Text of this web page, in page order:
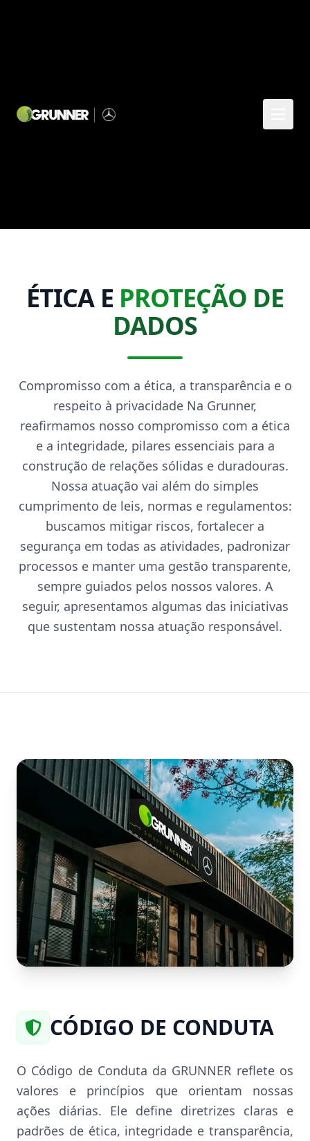
ÉTICA E PROTEÇÃO DE
DADOS
Compromisso com a ética, a transparência e o
respeito à privacidade Na Grunner,
reafirmamos nosso compromisso com a ética
e a integridade, pilares essenciais para a
construção de relações sólidas e duradouras.
Nossa atuação vai além do simples
cumprimento de leis, normas e regulamentos:
buscamos mitigar riscos, fortalecer a
segurança em todas as atividades, padronizar
processos e manter uma gestão transparente,
sempre guiados pelos nossos valores. A
seguir, apresentamos algumas das iniciativas
que sustentam nossa atuação responsável.
CÓDIGO DE CONDUTA
O Código de Conduta da GRUNNER reflete os
valores e princípios que orientam nossas
ações diárias. Ele define diretrizes claras e
padrões de ética, integridade e transparência,